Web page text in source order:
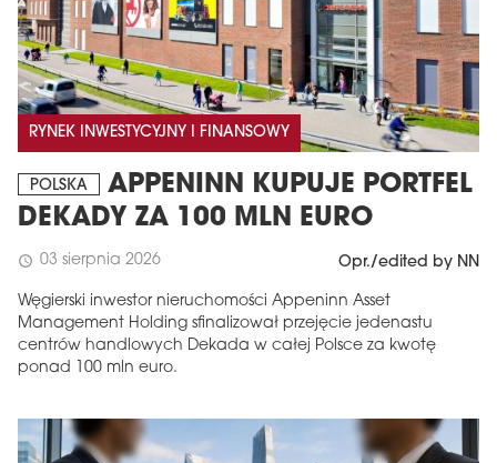
RYNEK INWESTYCYJNY I FINANSOWY
POLSKA
APPENINN KUPUJE PORTFEL
DEKADY ZA 100 MLN EURO
schedule 03 sierpnia 2026 Opr./edited by NN
Węgierski inwestor nieruchomości Appeninn Asset
Management Holding sfinalizował przejęcie jedenastu
centrów handlowych Dekada w całej Polsce za kwotę
ponad 100 mln euro.